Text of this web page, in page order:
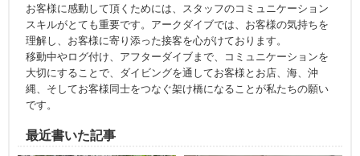
お客様に感動して頂くためには、スタッフのコミュニケーション
スキルがとても重要です。アークダイブでは、お客様の気持ちを
理解し、お客様に寄り添った接客を心がけております。
移動中やログ付け、アフターダイブまで、コミュニケーションを
大切にすることで、ダイビングを通してお客様とお店、海、沖
縄、そしてお客様同士をつなぐ架け橋になることが私たちの願い
です。
最近書いた記事